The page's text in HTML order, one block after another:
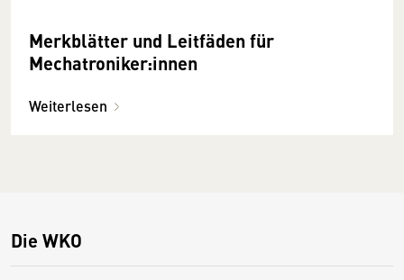
Merkblätter und Leitfäden für
Mechatroniker:innen
Weiterlesen
Die WKO